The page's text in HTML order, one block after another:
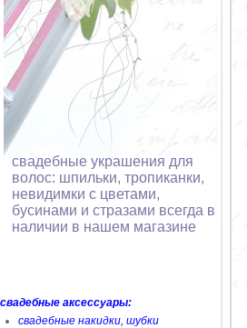
свадебные украшения для
волос: шпильки, тропиканки,
невидимки с цветами,
бусинами и стразами всегда в
наличии в нашем магазине
свадебные аксессуары:
свадебные накидки, шубки